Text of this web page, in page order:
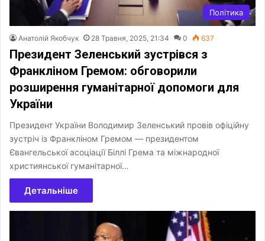
Політика
Анатолій Якобчук 28 Травня, 2025, 21:34 0 637
Президент Зеленський зустрівся з
Франкліном Гремом: обговорили
розширення гуманітарної допомоги для
України
Президент України Володимир Зеленський провів офіційну
зустріч із Франкліном Гремом — президентом
Євангельської асоціації Біллі Грема та міжнародної
християнської гуманітарної…
Детальніше